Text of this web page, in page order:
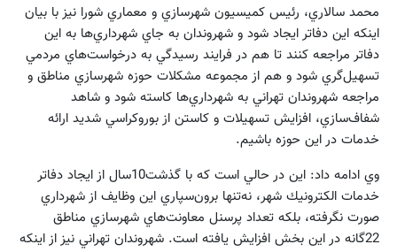
محمد سالاري، رئيس كميسيون شهرسازي و معماري شورا نيز با بيان
اينكه اين دفاتر ايجاد شود و شهروندان به جاي شهرداري‌ها به اين
دفاتر مراجعه كنند تا هم در فرايند رسيدگي به درخواست‌هاي مردمي
تسهيل‌گري شود و هم از مجموعه مشكلات حوزه شهرسازي مناطق و
مراجعه شهروندان تهراني به شهرداري‌ها كاسته شود و شاهد
شفاف‌سازي‌، افزايش تسهيلات و كاستن از بوروكراسي شديد ارائه
خدمات در اين حوزه باشيم.
وي ادامه داد: اين در حالي است كه با گذشت10سال از ايجاد دفاتر
خدمات الكترونيك شهر، نه‌تنها برون‌سپاري اين وظايف از شهرداري
صورت نگرفته، بلكه تعداد پرسنل معاونت‌هاي شهرسازي مناطق
22گانه در اين بخش افزايش يافته است. شهروندان تهراني نيز از اينكه